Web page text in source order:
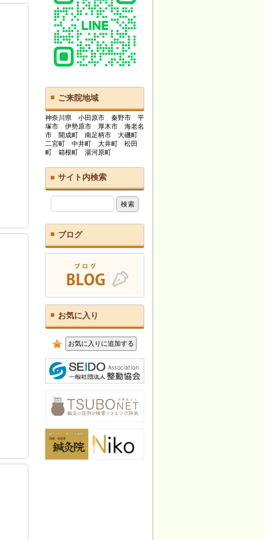
ご来院地域
神奈川県 小田原市 秦野市 平
塚市 伊勢原市 厚木市 海老名
市 開成町 南足柄市 大磯町
二宮町 中井町 大井町 松田
町 箱根町 湯河原町
サイト内検索
ブログ
お気に入り